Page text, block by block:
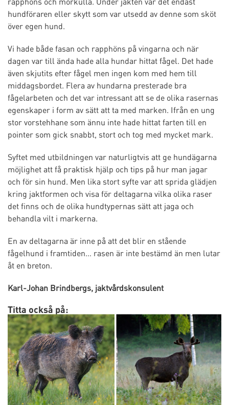
hundföraren eller skytt som var utsedd av denne som sköt
över egen hund.
Vi hade både fasan och rapphöns på vingarna och när
dagen var till ända hade alla hundar hittat fågel. Det hade
även skjutits efter fågel men ingen kom med hem till
middagsbordet. Flera av hundarna presterade bra
fågelarbeten och det var intressant att se de olika rasernas
egenskaper i form av sätt att ta med marken. Ifrån en ung
stor vorstehhane som ännu inte hade hittat farten till en
pointer som gick snabbt, stort och tog med mycket mark.
Syftet med utbildningen var naturligtvis att ge hundägarna
möjlighet att få praktisk hjälp och tips på hur man jagar
och för sin hund. Men lika stort syfte var att sprida glädjen
kring jaktformen och visa för deltagarna vilka olika raser
det finns och de olika hundtypernas sätt att jaga och
behandla vilt i markerna.
En av deltagarna är inne på att det blir en stående
fågelhund i framtiden… rasen är inte bestämd än men lutar
åt en breton.
Karl-Johan Brindbergs, jaktvårdskonsulent
Titta också på: